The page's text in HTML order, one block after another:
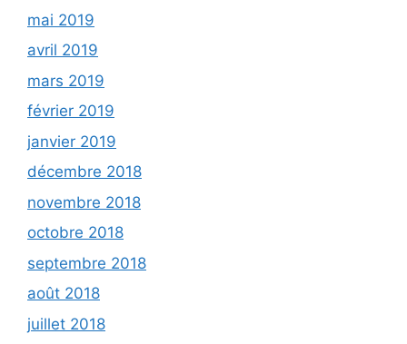
mai 2019
avril 2019
mars 2019
février 2019
janvier 2019
décembre 2018
novembre 2018
octobre 2018
septembre 2018
août 2018
juillet 2018